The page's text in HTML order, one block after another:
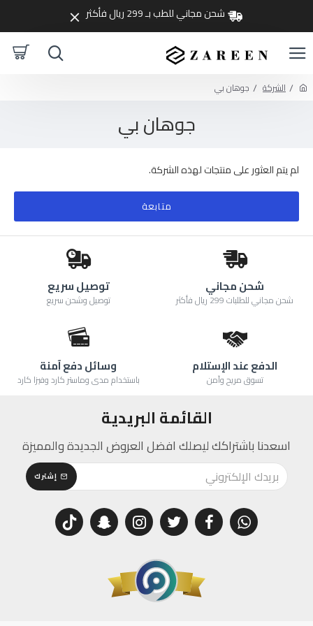
شحن مجاني للطب بـ 299 ريال فأكثر
الشركة جوهان بي
جوهان بي
لم يتم العثور على منتجات لهذه الشركة.
متابعة
شحن مجاني
شحن مجاني للطلبات 299 ريال فأكثر
توصيل سريع
توصيل وشحن سريع
الدفع عند الإستلام
تسوق مريح وآمن
وسائل دفع آمنة
باستخدام مدى وماستر كارد وفيزا كارد
القائمة البريدية
اسعدنا باشتراكك ليصلك افضل العروض الجديدة والمميزة
إشترك